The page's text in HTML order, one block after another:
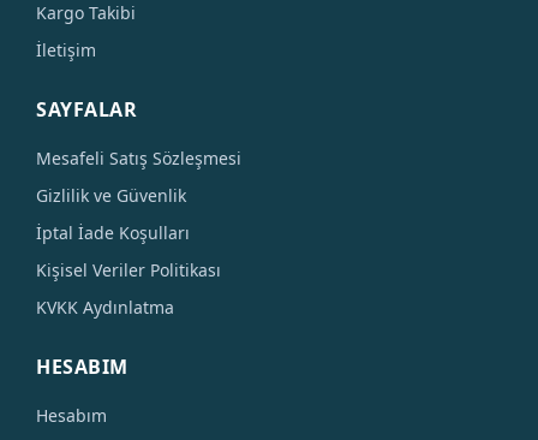
Kargo Takibi
İletişim
SAYFALAR
Mesafeli Satış Sözleşmesi
Gizlilik ve Güvenlik
İptal İade Koşulları
Kişisel Veriler Politikası
KVKK Aydınlatma
HESABIM
Hesabım